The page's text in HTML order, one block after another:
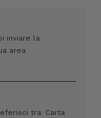
inviare la
area
tra: Carta